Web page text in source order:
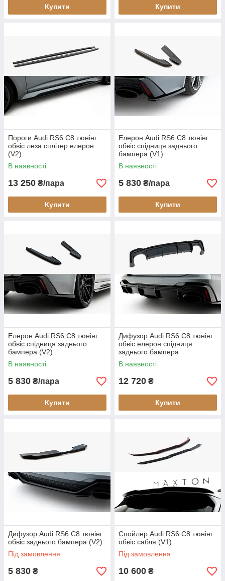
Купити Купити
Пороги Audi RS6 C8 тюнінг
обвіс леза сплітер елерон
(V2)
В наявності
13 250 ₴/пара
Купити
Елерон Audi RS6 C8 тюнінг
обвіс спідниця заднього
бампера (V1)
В наявності
5 830 ₴/пара
Купити
Елерон Audi RS6 C8 тюнінг
обвіс спідниця заднього
бампера (V2)
В наявності
5 830 ₴/пара
Купити
Дифузор Audi RS6 C8 тюнінг
обвіс елерон спідниця
заднього бампера
В наявності
12 720 ₴
Купити
Дифузор Audi RS6 C8 тюнінг
обвіс заднього бампера (V2)
Під замовлення
5 830 ₴
Спойлер Audi RS6 C8 тюнінг
обвіс сабля (V1)
Під замовлення
10 600 ₴